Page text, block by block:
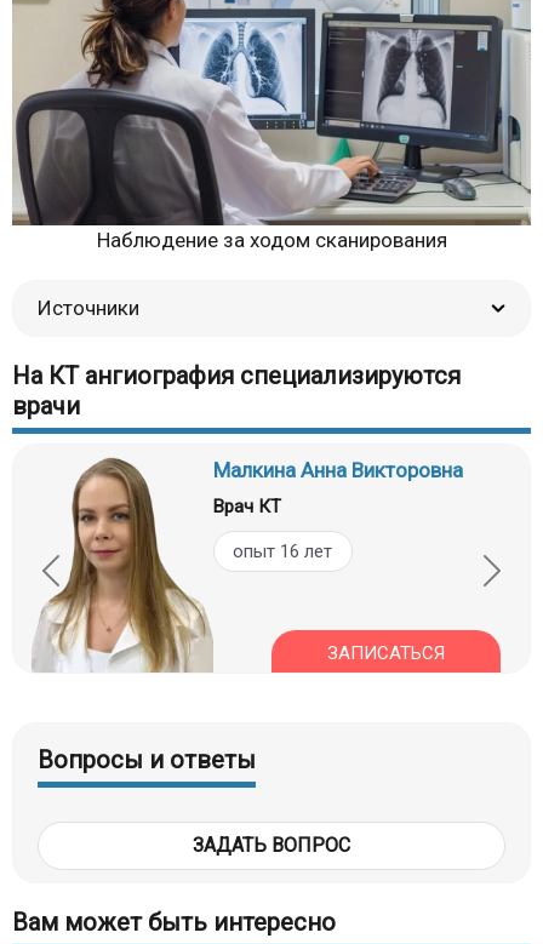
Наблюдение за ходом сканирования
Источники
На КТ ангиография специализируются
врачи
Малкина Анна Викторовна
Врач КТ
опыт 16 лет
ЗАПИСАТЬСЯ
Вопросы и ответы
ЗАДАТЬ ВОПРОС
Вам может быть интересно